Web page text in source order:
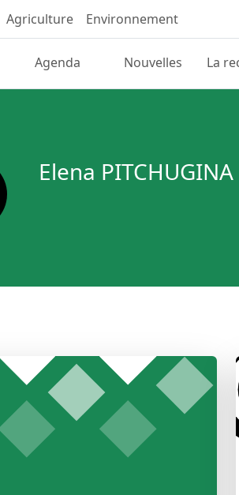
Agriculture Environnement
Agenda Nouvelles La
Elena PITCHUGINA